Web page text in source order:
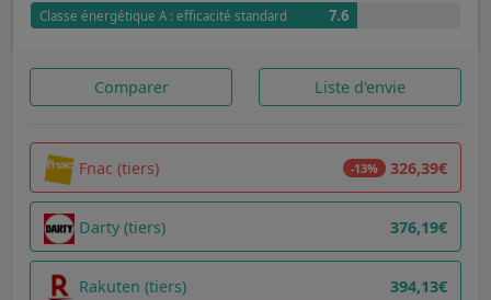
Classe énergétique A : efficacité standard 7.6
Comparer Liste d'envie
Fnac (tiers) -13% 326,39€
Darty (tiers) 376,19€
Rakuten (tiers) 394,13€